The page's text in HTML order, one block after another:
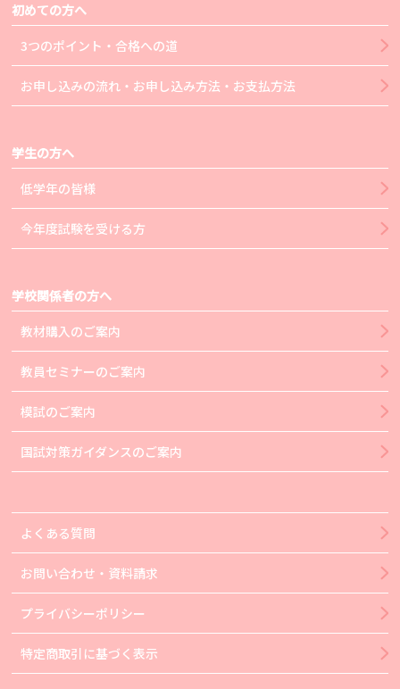
初めての方へ
3つのポイント・合格への道
お申し込みの流れ・お申し込み方法・お支払方法
学生の方へ
低学年の皆様
今年度試験を受ける方
学校関係者の方へ
教材購入のご案内
教員セミナーのご案内
模試のご案内
国試対策ガイダンスのご案内
よくある質問
お問い合わせ・資料請求
プライバシーポリシー
特定商取引に基づく表示